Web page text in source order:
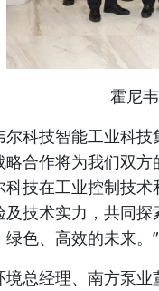
霍尼
尔科技智能工业科
略合作将为我们双
科技在工业控制技
及技术实力，共同
绿色、高效的未来。”
境总经理、南方泵